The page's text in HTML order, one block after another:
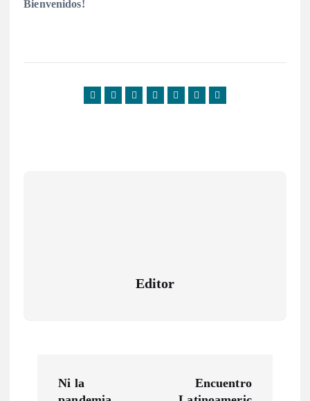
Bienvenidos!
Editor
Ni la
Encuentro